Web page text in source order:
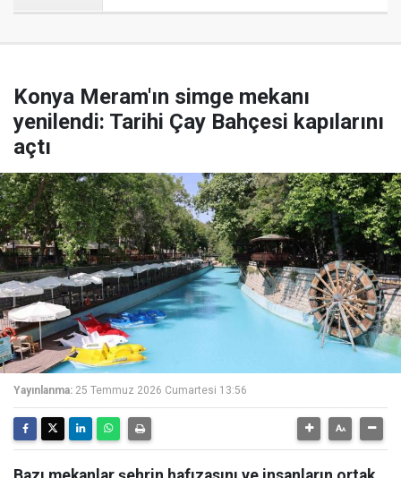
Konya Meram'ın simge mekanı
yenilendi: Tarihi Çay Bahçesi kapılarını
açtı
Yayınlanma: 25 Temmuz 2026 Cumartesi 13:56